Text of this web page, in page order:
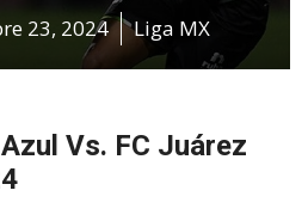
23, 2024 Liga MX
Vs. FC Juárez